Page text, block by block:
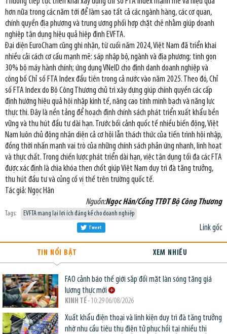
hơn nữa trong các năm tới để làm sao tất cả các ngành hàng, các cơ quan,
chính quyền địa phương và trung ương phối hợp chặt chẽ nhằm giúp doanh
nghiệp tận dụng hiệu quả hiệp định EVFTA.
Đại diện EuroCham cũng ghi nhận, từ cuối năm 2024, Việt Nam đã triển khai
nhiều cải cách cơ cấu mạnh mẽ: sáp nhập bộ, ngành và địa phương; tinh gọn
30% bộ máy hành chính; ứng dụng VNeID cho định danh doanh nghiệp và
công bố Chỉ số FTA Index đầu tiên trong cả nước vào năm 2025. Theo đó, Chỉ
số FTA Index do Bộ Công Thương chủ trì xây dựng giúp chính quyền các cấp
định hướng hiệu quả hội nhập kinh tế, nâng cao tính minh bạch và năng lực
thực thi. Đây là nền tảng để hoạch định chính sách phát triển xuất khẩu bền
vững và thu hút đầu tư dài hạn. Trước bối cảnh quốc tế nhiều biến động, Việt
Nam luôn chủ động nhận diện cả cơ hội lẫn thách thức của tiến trình hội nhập,
đồng thời nhấn mạnh vai trò của những chính sách phản ứng nhanh, linh hoạt
và thực chất. Trong chiến lược phát triển dài hạn, việc tận dụng tối đa các FTA
được xác định là chìa khóa then chốt giúp Việt Nam duy trì đà tăng trưởng,
thu hút đầu tư và củng cố vị thế trên trường quốc tế.
Tác giả: Ngọc Hân
Nguồn:Ngọc Hân/Cổng TTĐT Bộ Công Thương
Tags: EVFTA mang lại lợi ích đáng kể cho doanh nghiệp
Link gốc
Tweet
TIN NỔI BẬT XEM NHIỀU
FAO cảnh báo thế giới sắp đối mặt làn sóng tăng giá
lương thực mới
KINH TẾ- 10:29 06/08/2026
Xuất khẩu điện thoại và linh kiện duy trì đà tăng trưởng
nhờ nhu cầu tiêu thụ điện tử phục hồi tại nhiều thị